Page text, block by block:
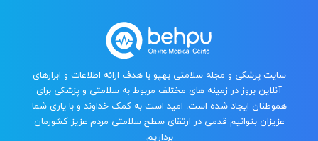
سایت پزشکی و مجله سلامتی بهپو با هدف ارائه اطلاعات و ابزارهای
آنلاین بروز در زمینه های مختلف مربوط به سلامتی و پزشکی برای
هموطنان ایجاد شده است. امید است به کمک خداوند و با یاری شما
عزیزان بتوانیم قدمی در ارتقای سطح سلامتی مردم عزیز کشورمان
برداریم.